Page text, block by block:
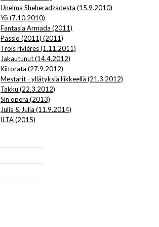
Unelma Sheheradzadesta (15.9.2010)
Yö (7.10.2010)
Fantasia Armada (2011)
Passio (2011) (2011)
Trois riviéres (1.11.2011)
Jakautunut (14.4.2012)
Kiitorata (27.9.2012)
Mestarit - yllätyksiä liikkeellä (21.3.2012)
Takku (22.3.2012)
Sin opera (2013)
Julia & Julia (11.9.2014)
ILTA (2015)